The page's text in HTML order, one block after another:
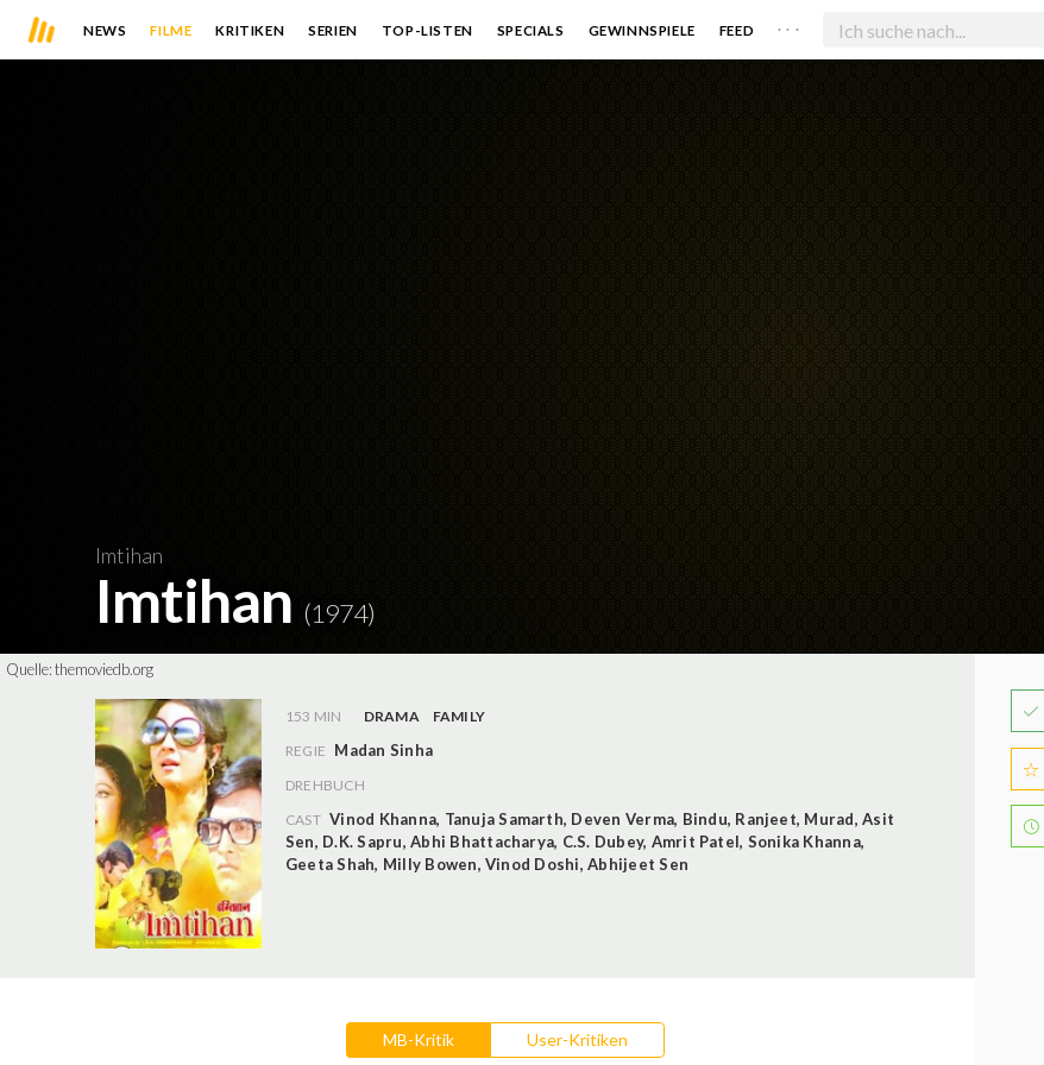
NEWS FILME KRITIKEN SERIEN TOP-LISTEN SPECIALS GEWINNSPIELE FEED . . .
Imtihan
Imtihan (1974)
Quelle:themoviedb.org
153 MIN DRAMA
FAMILY
REGIE Madan Sinha
DREHBUCH
CAST Vinod Khanna, Tanuja Samarth, Deven Verma, Bindu, Ranjeet, Murad,Asit
Sen, D.K. Sapru,Abhi Bhattacharya, C.S. Dubey, Amrit Patel, Sonika Khanna,
Geeta Shah, Milly Bowen,Vinod Doshi,Abhijeet Sen
MB-Kritik User-Kritiken